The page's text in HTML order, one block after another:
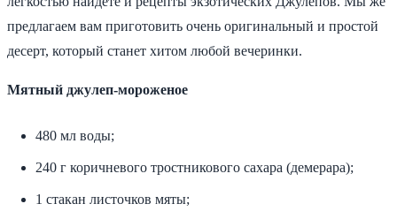
предлагаем вам приготовить очень оригинальный и простой
десерт, который станет хитом любой вечеринки.
Мятный джулеп-мороженое
480 мл воды;
240 г коричневого тростникового сахара (демерара);
1 стакан листочков мяты;